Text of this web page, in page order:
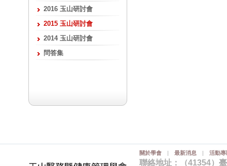
2016 玉山研討會
2015 玉山研討會
2014 玉山研討會
問答集
關於學會 | 最新消息 | 活動專
聯絡地址：（41354）